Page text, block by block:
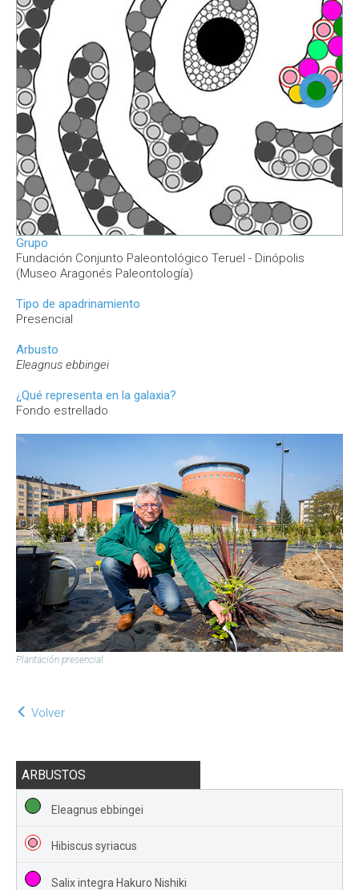
Grupo
Fundación Conjunto Paleontológico Teruel - Dinópolis
(Museo Aragonés Paleontología)
Tipo de apadrinamiento
Presencial
Arbusto
Eleagnus ebbingei
¿Qué representa en la galaxia?
Fondo estrellado
Plantación presencial.
Volver
ARBUSTOS
Eleagnus ebbingei
Hibiscus syriacus
Salix integra Hakuro Nishiki